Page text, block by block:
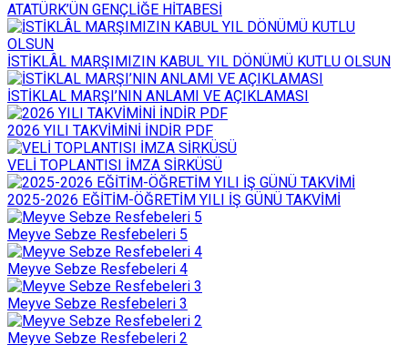
ATATÜRK’ÜN GENÇLİĞE HİTABESİ
İSTİKLÂL MARŞIMIZIN KABUL YIL DÖNÜMÜ KUTLU OLSUN
İSTİKLAL MARŞI’NIN ANLAMI VE AÇIKLAMASI
2026 YILI TAKVİMİNİ İNDİR PDF
VELİ TOPLANTISI İMZA SİRKÜSÜ
2025-2026 EĞİTİM-ÖĞRETİM YILI İŞ GÜNÜ TAKVİMİ
Meyve Sebze Resfebeleri 5
Meyve Sebze Resfebeleri 4
Meyve Sebze Resfebeleri 3
Meyve Sebze Resfebeleri 2